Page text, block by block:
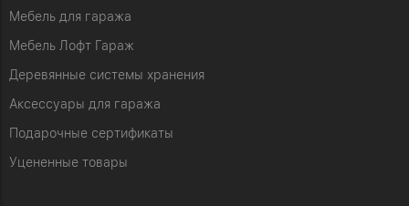
Мебель для гаража
Мебель Лофт Гараж
Деревянные системы хранения
Аксессуары для гаража
Подарочные сертификаты
Уцененные товары